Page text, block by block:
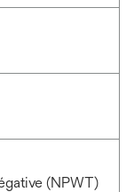
(NPWT)